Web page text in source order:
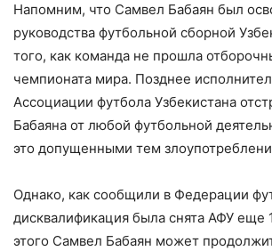
Напомним, что Самвел Бабаян был
руководства футбольной сборной
того, как команда не прошла
чемпионата мира. Позднее
Ассоциации футбола Узбекистана
Бабаяна от любой футбольной
это допущенными тем
Однако, как сообщили в Федерации
дисквалификация была снята АФУ еще
этого Самвел Бабаян может